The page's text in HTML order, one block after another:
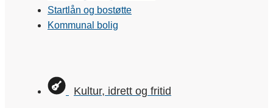
Startlån og bostøtte
Kommunal bolig
Kultur, idrett og fritid